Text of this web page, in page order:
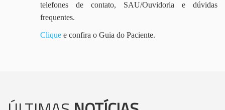
telefones de contato, SAU/Ouvidoria e dúvidas
frequentes.
Clique e confira o Guia do Paciente.